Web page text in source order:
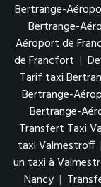
Bertrange-
Bertrange-
Aéroport de
de Francfort |
Tarif taxi
Bertrange-
Bertrange-
Transfert Taxi
taxi Valmestroff |
un taxi à
Nancy |